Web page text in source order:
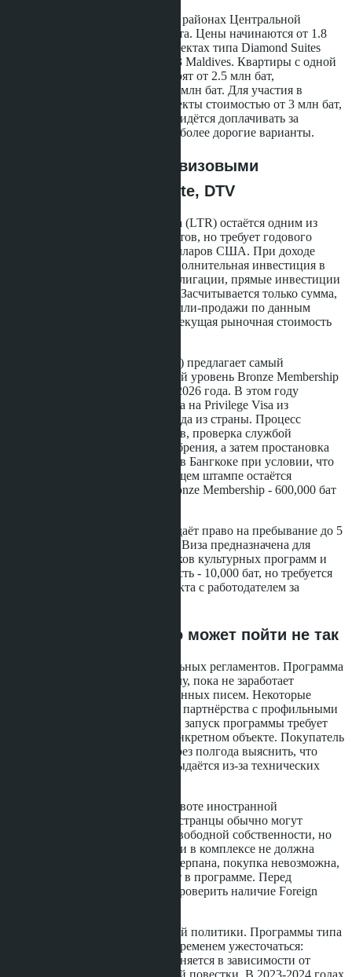
В Паттайе участвуют проекты в районах Центральной
Паттайи, Джомтьена и Вонгамата. Цены начинаются от 1.8
млн бат за студии 28-30 м² в проектах типа Diamond Suites
Resort или Laguna Beach Resort 3 Maldives. Квартиры с одной
спальней площадью 34-35 м² стоят от 2.5 млн бат,
двухкомнатные 51-60 м² - от 3.5 млн бат. Для участия в
программе подходят только объекты стоимостью от 3 млн бат,
поэтому покупателям студий придётся доплачивать за
мебельный пакет или выбирать более дорогие варианты.
Сравнение с другими визовыми
программами: LTR, Elite, DTV
Долгосрочная резидентская виза (LTR) остаётся одним из
самых привлекательных вариантов, но требует годового
пассивного дохода от 80,000 долларов США. При доходе
ниже этой планки требуется дополнительная инвестиция в
Таиланд - в государственные облигации, прямые инвестиции
в компании или недвижимость. Засчитывается только сумма,
зафиксированная в договоре купли-продажи по данным
земельного департамента, а не текущая рыночная стоимость
Thailand Privilege Card (Elite Visa) предлагает самый
предсказуемый вариант. Входной уровень Bronze Membership
(5 лет) продлён до конца марта 2026 года. В этом году
появилась возможность перехода на Privilege Visa из
туристического статуса без выезда из страны. Процесс
выглядит так: подача документов, проверка службой
безопасности, оплата после одобрения, а затем простановка
визы в иммиграционном офисе в Бангкоке при условии, что
на момент простановки на текущем штампе остаётся
достаточно дней. Стоимость Bronze Membership - 600,000 бат
Destination Thailand Visa (DTV) даёт право на пребывание до 5
лет с возможностью продления. Виза предназначена для
цифровых кочевников, участников культурных программ и
удалённых работников. Стоимость - 10,000 бат, но требуется
подтверждение дохода и контракта с работодателем за
Риски программы: что может пойти не так
Первый риск - отсутствие детальных регламентов. Программа
не может работать в полную силу, пока не заработает
механизм выдачи сертификационных писем. Некоторые
застройщики уже анонсировали партнёрства с профильными
организациями, но фактический запуск программы требует
осторожности и проверки на конкретном объекте. Покупатель
может заплатить 3 млн бат, а через полгода выяснить, что
сертификационное письмо не выдаётся из-за технических
Второй риск - ограничения по квоте иностранной
собственности. В Таиланде иностранцы обычно могут
приобретать кондоминиумы в свободной собственности, но
доля иностранной собственности в комплексе не должна
превышать 49%. Если квота исчерпана, покупка невозможна,
даже если застройщик участвует в программе. Перед
подписанием договора нужно проверить наличие Foreign
Третий риск - изменение визовой политики. Программы типа
"виза через покупку" могут со временем ужесточаться:
правительственная политика меняется в зависимости от